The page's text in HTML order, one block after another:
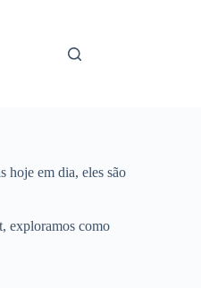
hoje em dia, eles são
exploramos como